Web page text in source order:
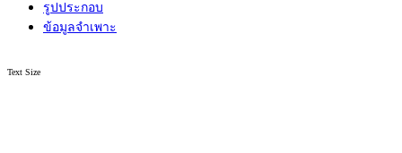
รูปประกอบ
ข้อมูลจำเพาะ
Text Size